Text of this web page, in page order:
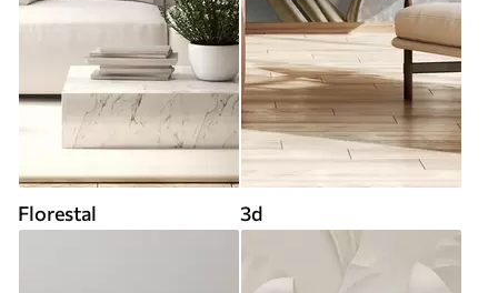
Florestal 3d